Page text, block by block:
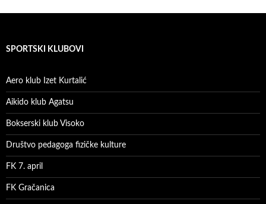
SPORTSKI KLUBOVI
Aero klub Izet Kurtalić
Aikido klub Agatsu
Bokserski klub Visoko
Društvo pedagoga fizičke kulture
FK 7. april
FK Gračanica